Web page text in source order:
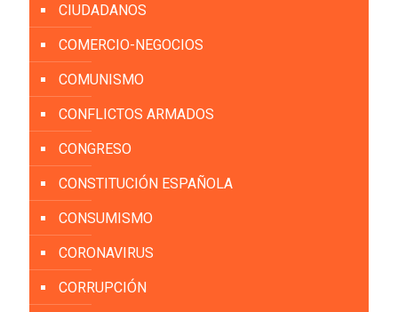
CIUDADANOS
COMERCIO-NEGOCIOS
COMUNISMO
CONFLICTOS ARMADOS
CONGRESO
CONSTITUCIÓN ESPAÑOLA
CONSUMISMO
CORONAVIRUS
CORRUPCIÓN